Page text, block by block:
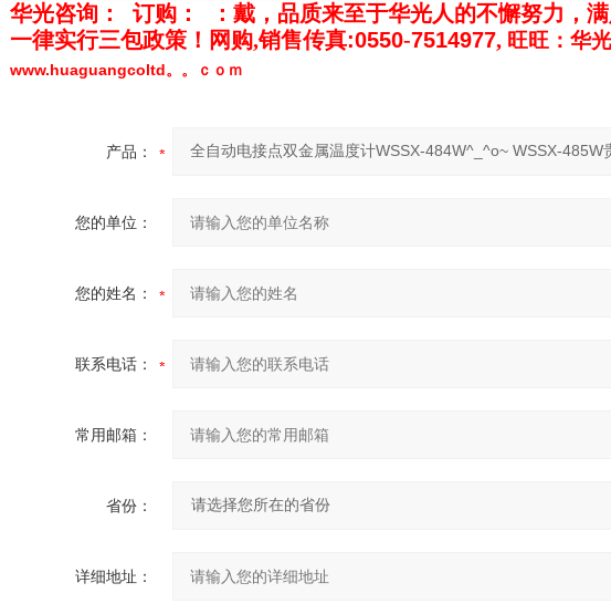
华光咨询 ： 订购 ： ： 戴 ，品质来至于华光人的不懈努力，
一律实行三包政策！网购,销售传真:0550-7514977, 旺旺：华
www.huaguangcoltd。。ｃｏｍ
产品：
您的单位：
您的姓名：
联系电话：
常用邮箱：
省份：
详细地址：